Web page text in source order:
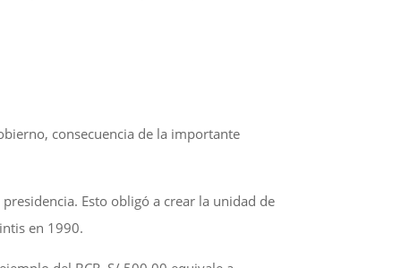
consecuencia de la importante
Esto obligó a crear la unidad de
en 1990.